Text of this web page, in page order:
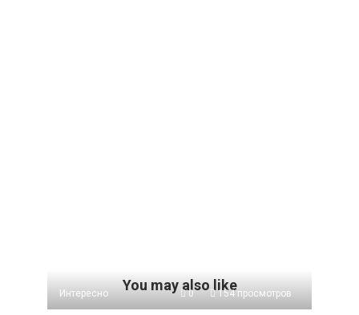
You may also like
Интересно 0 154 просмотров